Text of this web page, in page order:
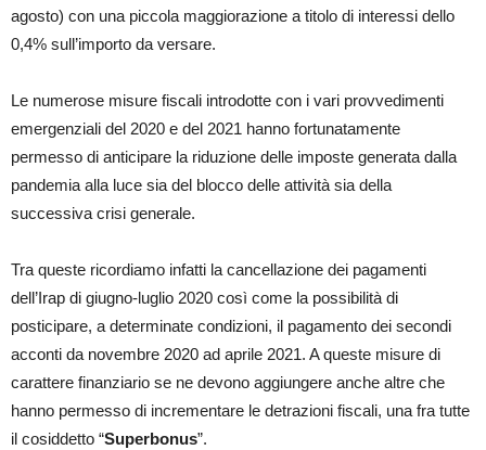
agosto) con una piccola maggiorazione a titolo di interessi dello
0,4% sull’importo da versare.
Le numerose misure fiscali introdotte con i vari provvedimenti
emergenziali del 2020 e del 2021 hanno fortunatamente
permesso di anticipare la riduzione delle imposte generata dalla
pandemia alla luce sia del blocco delle attività sia della
successiva crisi generale.
Tra queste ricordiamo infatti la cancellazione dei pagamenti
dell’Irap di giugno-luglio 2020 così come la possibilità di
posticipare, a determinate condizioni, il pagamento dei secondi
acconti da novembre 2020 ad aprile 2021. A queste misure di
carattere finanziario se ne devono aggiungere anche altre che
hanno permesso di incrementare le detrazioni fiscali, una fra tutte
il cosiddetto “Superbonus”.